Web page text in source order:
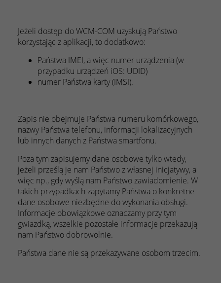
Jeżeli dostęp do WCM-COM uzyskują Państwo
korzystając z aplikacji, to dodatkowo:
Państwa IMEI, a więc numer urządzenia (w
przypadku urządzeń iOS: UDID)
numer Państwa karty (IMSI).
Zapis nie obejmuje Państwa numeru komórkowego,
nazwy Państwa telefonu, informacji lokalizacyjnych
lub innych danych z Państwa smartfonu.
Poza tym zapisujemy dane osobowe tylko wtedy,
jeżeli prześlą je nam Państwo z własnej inicjatywy, a
więc np., gdy wyślą nam Państwo zawiadomienie. W
takich przypadkach zapytamy Państwa o konkretne
dane osobowe niezbędne do wykonania obsługi.
Informacje obowiązkowe oznaczamy przy tym
gwiazdką, wszelkie pozostałe informacje przekazują
nam Państwo dobrowolnie.
Państwa dane nie są przekazywane osobom trzecim.